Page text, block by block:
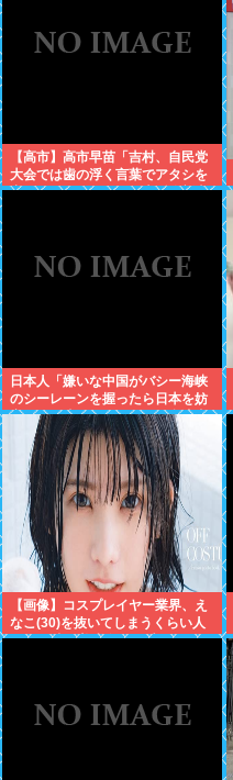
【高市】高市早苗「吉村、自民党
大会では歯の浮く言葉でアタシを
褒めちぎりなさい！」大阪維新吉
日本人「嫌いな中国がバシー海峡
のシーレーンを握ったら日本を妨
害するに違いない、だから台湾支
援だムキー」つまりそういうこと
でしょ
【画像】コスプレイヤー業界、え
なこ(30)を抜いてしまうくらい人
気の22歳の美少女が可愛すぎる